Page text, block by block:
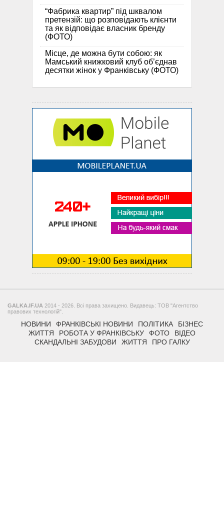
“Фабрика квартир” під шквалом
претензій: що розповідають клієнти
та як відповідає власник бренду
(ФОТО)
Місце, де можна бути собою: як
Мамський книжковий клуб об’єднав
десятки жінок у Франківську (ФОТО)
GALKA.IF.UA 2014 - 2026. Всі права захищено. Видавець: ТОВ "Агентство
правових технологій".
НОВИНИ ФРАНКІВСЬКІ НОВИНИ ПОЛІТИКА
БІЗНЕС
ЖИТТЯ
РОБОТА У ФРАНКІВСЬКУ ФОТО
ВІДЕО
СКАНДАЛЬНІ ЗАБУДОВИ
ЖИТТЯ ПРО ГАЛКУ